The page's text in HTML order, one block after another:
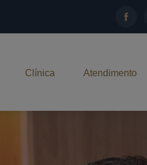
Clínica Atendimento